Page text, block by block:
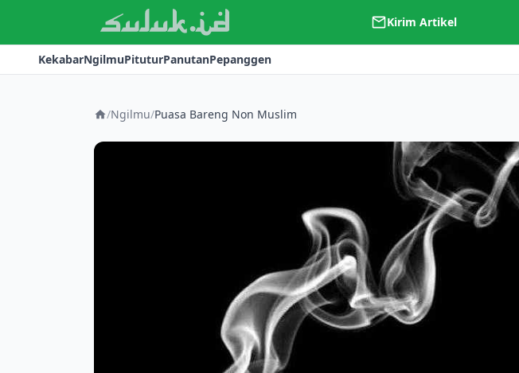
Kirim Artikel
KekabarNgilmuPituturPanutanPepanggen
/Ngilmu/Puasa Bareng Non Muslim